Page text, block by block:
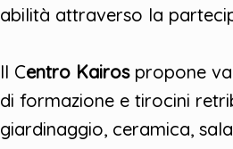
abilità attraverso la
Il Centro Kairospropone
di formazione e tirocini
giardinaggio, ceramica,